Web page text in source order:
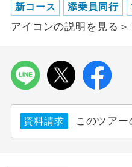
新コース 添乗員同行
アイコンの説明を見る＞
資料請求 このツア
おひとり様バ
ス2席利用
す。